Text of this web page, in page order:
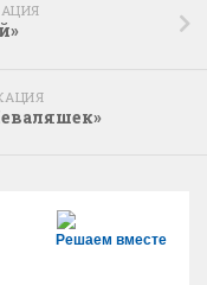
Решаем вместе